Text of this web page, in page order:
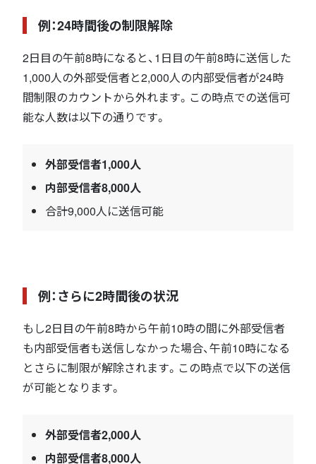
例：24時間後の制限解除
2日目の午前8時になると、1日目の午前8時に送信した
1,000人の外部受信者と2,000人の内部受信者が24時
間制限のカウントから外れます。この時点での送信可
能な人数は以下の通りです。
外部受信者1,000人
内部受信者8,000人
合計9,000人に送信可能
例：さらに2時間後の状況
もし2日目の午前8時から午前10時の間に外部受信者
も内部受信者も送信しなかった場合、午前10時になる
とさらに制限が解除されます。この時点で以下の送信
が可能となります。
外部受信者2,000人
内部受信者8,000人